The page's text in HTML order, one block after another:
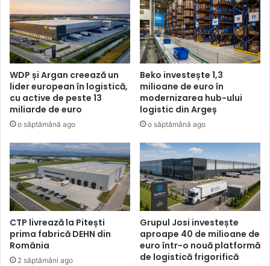
WDP și Argan creează un
lider european în logistică,
cu active de peste 13
miliarde de euro
o săptămână ago
Beko investește 1,3
milioane de euro în
modernizarea hub-ului
logistic din Argeș
o săptămână ago
CTP livrează la Pitești
prima fabrică DEHN din
România
2 săptămâni ago
Grupul Josi investește
aproape 40 de milioane de
euro într-o nouă platformă
de logistică frigorifică